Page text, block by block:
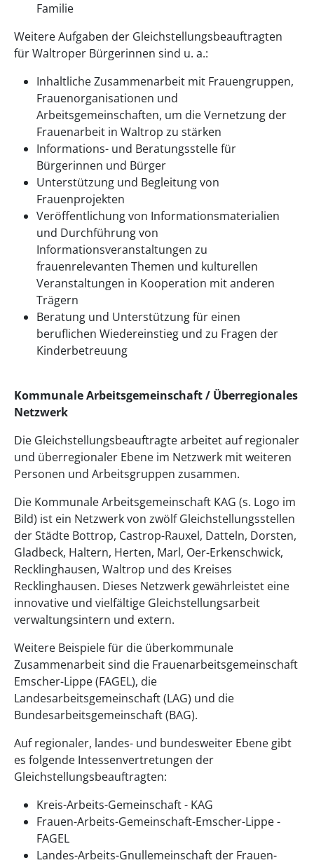
Familie
Weitere Aufgaben der Gleichstellungsbeauftragten
für Waltroper Bürgerinnen sind u. a.:
Inhaltliche Zusammenarbeit mit Frauengruppen,
Frauenorganisationen und
Arbeitsgemeinschaften, um die Vernetzung der
Frauenarbeit in Waltrop zu stärken
Informations- und Beratungsstelle für
Bürgerinnen und Bürger
Unterstützung und Begleitung von
Frauenprojekten
Veröffentlichung von Informationsmaterialien
und Durchführung von
Informationsveranstaltungen zu
frauenrelevanten Themen und kulturellen
Veranstaltungen in Kooperation mit anderen
Trägern
Beratung und Unterstützung für einen
beruflichen Wiedereinstieg und zu Fragen der
Kinderbetreuung
Kommunale Arbeitsgemeinschaft / Überregionales
Netzwerk
Die Gleichstellungsbeauftragte arbeitet auf regionaler
und überregionaler Ebene im Netzwerk mit weiteren
Personen und Arbeitsgruppen zusammen.
Die Kommunale Arbeitsgemeinschaft KAG (s. Logo im
Bild) ist ein Netzwerk von zwölf Gleichstellungsstellen
der Städte Bottrop, Castrop-Rauxel, Datteln, Dorsten,
Gladbeck, Haltern, Herten, Marl, Oer-Erkenschwick,
Recklinghausen, Waltrop und des Kreises
Recklinghausen. Dieses Netzwerk gewährleistet eine
innovative und vielfältige Gleichstellungsarbeit
verwaltungsintern und extern.
Weitere Beispiele für die überkommunale
Zusammenarbeit sind die Frauenarbeitsgemeinschaft
Emscher-Lippe (FAGEL), die
Landesarbeitsgemeinschaft (LAG) und die
Bundesarbeitsgemeinschaft (BAG).
Auf regionaler, landes- und bundesweiter Ebene gibt
es folgende Intessenvertretungen der
Gleichstellungsbeauftragten:
Kreis-Arbeits-Gemeinschaft - KAG
Frauen-Arbeits-Gemeinschaft-Emscher-Lippe -
FAGEL
Landes-Arbeits-Gnullemeinschaft der Frauen-